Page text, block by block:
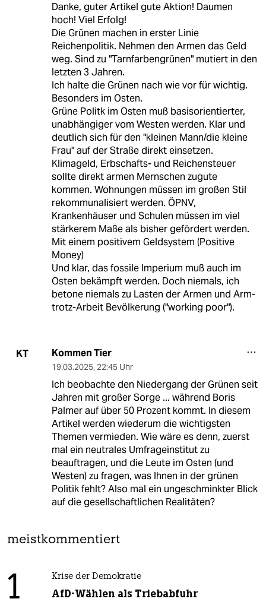
Danke, guter Artikel gute Aktion! Daumen
hoch! Viel Erfolg!
Die Grünen machen in erster Linie
Reichenpolitik. Nehmen den Armen das Geld
weg. Sind zu "Tarnfarbengrünen" mutiert in den
letzten 3 Jahren.
Ich halte die Grünen nach wie vor für wichtig.
Besonders im Osten.
Grüne Politk im Osten muß basisorientierter,
unabhängiger vom Westen werden. Klar und
deutlich sich für den "kleinen Mann/die kleine
Frau" auf der Straße direkt einsetzen.
Klimageld, Erbschafts- und Reichensteuer
sollte direkt armen Mernschen zugute
kommen. Wohnungen müssen im großen Stil
rekommunalisiert werden. ÖPNV,
Krankenhäuser und Schulen müssen im viel
stärkerem Maße als bisher gefördert werden.
Mit einem positivem Geldsystem (Positive
Money)
Und klar, das fossile Imperium muß auch im
Osten bekämpft werden. Doch niemals, ich
betone niemals zu Lasten der Armen und Arm-
trotz-Arbeit Bevölkerung ("working poor").
KT Kommen Tier
19.03.2025, 22:45 Uhr
Ich beobachte den Niedergang der Grünen seit
Jahren mit großer Sorge ... während Boris
Palmer auf über 50 Prozent kommt. In diesem
Artikel werden wiederum die wichtigsten
Themen vermieden. Wie wäre es denn, zuerst
mal ein neutrales Umfrageinstitut zu
beauftragen, und die Leute im Osten (und
Westen) zu fragen, was Ihnen in der grünen
Politik fehlt? Also mal ein ungeschminkter Blick
auf die gesellschaftlichen Realitäten?
meistkommentiert
1 Krise der Demokratie
AfD-Wählen als Triebabfuhr